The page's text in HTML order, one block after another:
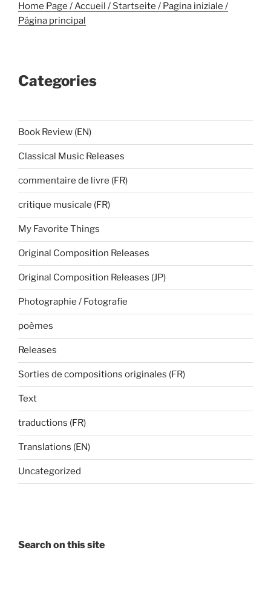
Home Page / Accueil / Startseite / Pagina iniziale /
Página principal
Categories
Book Review (EN)
Classical Music Releases
commentaire de livre (FR)
critique musicale (FR)
My Favorite Things
Original Composition Releases
Original Composition Releases (JP)
Photographie / Fotografie
poèmes
Releases
Sorties de compositions originales (FR)
Text
traductions (FR)
Translations (EN)
Uncategorized
Search on this site